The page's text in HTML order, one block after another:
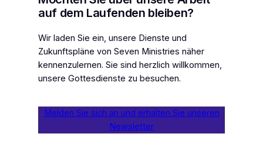
auf dem Laufenden bleiben?
Wir laden Sie ein, unsere Dienste und
Zukunftspläne von Seven Ministries näher
kennenzulernen. Sie sind herzlich willkommen,
unsere Gottesdienste zu besuchen.
Melden Sie sich an und erhalten Sie unseren
Newsletter